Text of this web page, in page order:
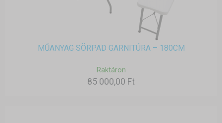
MŰANYAG SÖRPAD GARNITÚRA – 180CM
Raktáron
85 000,00 Ft